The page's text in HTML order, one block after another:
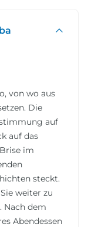
von wo aus
Die
auf
auf das
im
steckt.
weiter zu
Nach dem
Abendessen